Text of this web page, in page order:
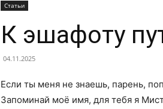
Статьи
К эшафоту
04.11.2025
Если ты меня не знаешь, парень,
Запоминай моё имя, для тебя я